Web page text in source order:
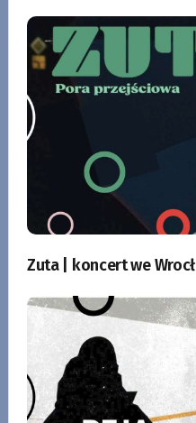
Zuta | koncert we